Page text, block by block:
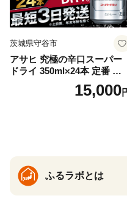
茨城県守谷市
アサヒ 究極の辛口スーパー
ドライ 350ml×24本 定番 ビー
ル 缶ビール 酒 お酒 アルコー
15,000
ふるラボとは